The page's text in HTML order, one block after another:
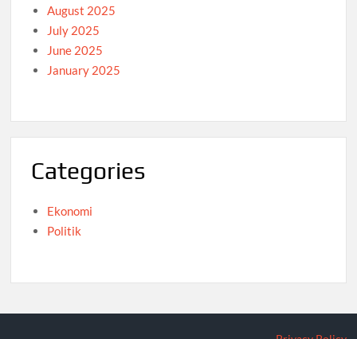
August 2025
July 2025
June 2025
January 2025
Categories
Ekonomi
Politik